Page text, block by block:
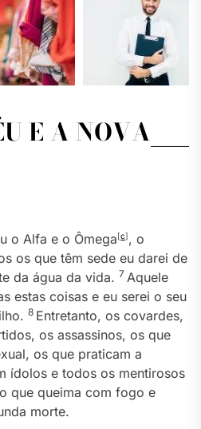
E A NOVA
o Alfa e o Ômega[c], o
os que têm sede eu darei de
da água da vida. 7 Aquele
estas coisas e eu serei o seu
8 Entretanto, os covardes,
os assassinos, os que
os que praticam a
ídolos e todos os mentirosos
que queima com fogo e
morte.